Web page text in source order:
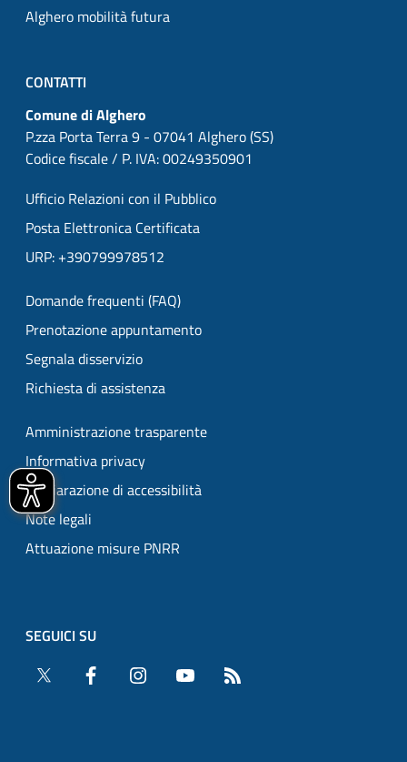
Alghero mobilità futura
CONTATTI
Comune di Alghero
P.zza Porta Terra 9 - 07041 Alghero (SS)
Codice fiscale / P. IVA: 00249350901
Ufficio Relazioni con il Pubblico
Posta Elettronica Certificata
URP: +390799978512
Domande frequenti (FAQ)
Prenotazione appuntamento
Segnala disservizio
Richiesta di assistenza
Amministrazione trasparente
Informativa privacy
Dichiarazione di accessibilità
Note legali
Attuazione misure PNRR
SEGUICI SU
Twitter
Facebook Instagram YouTube